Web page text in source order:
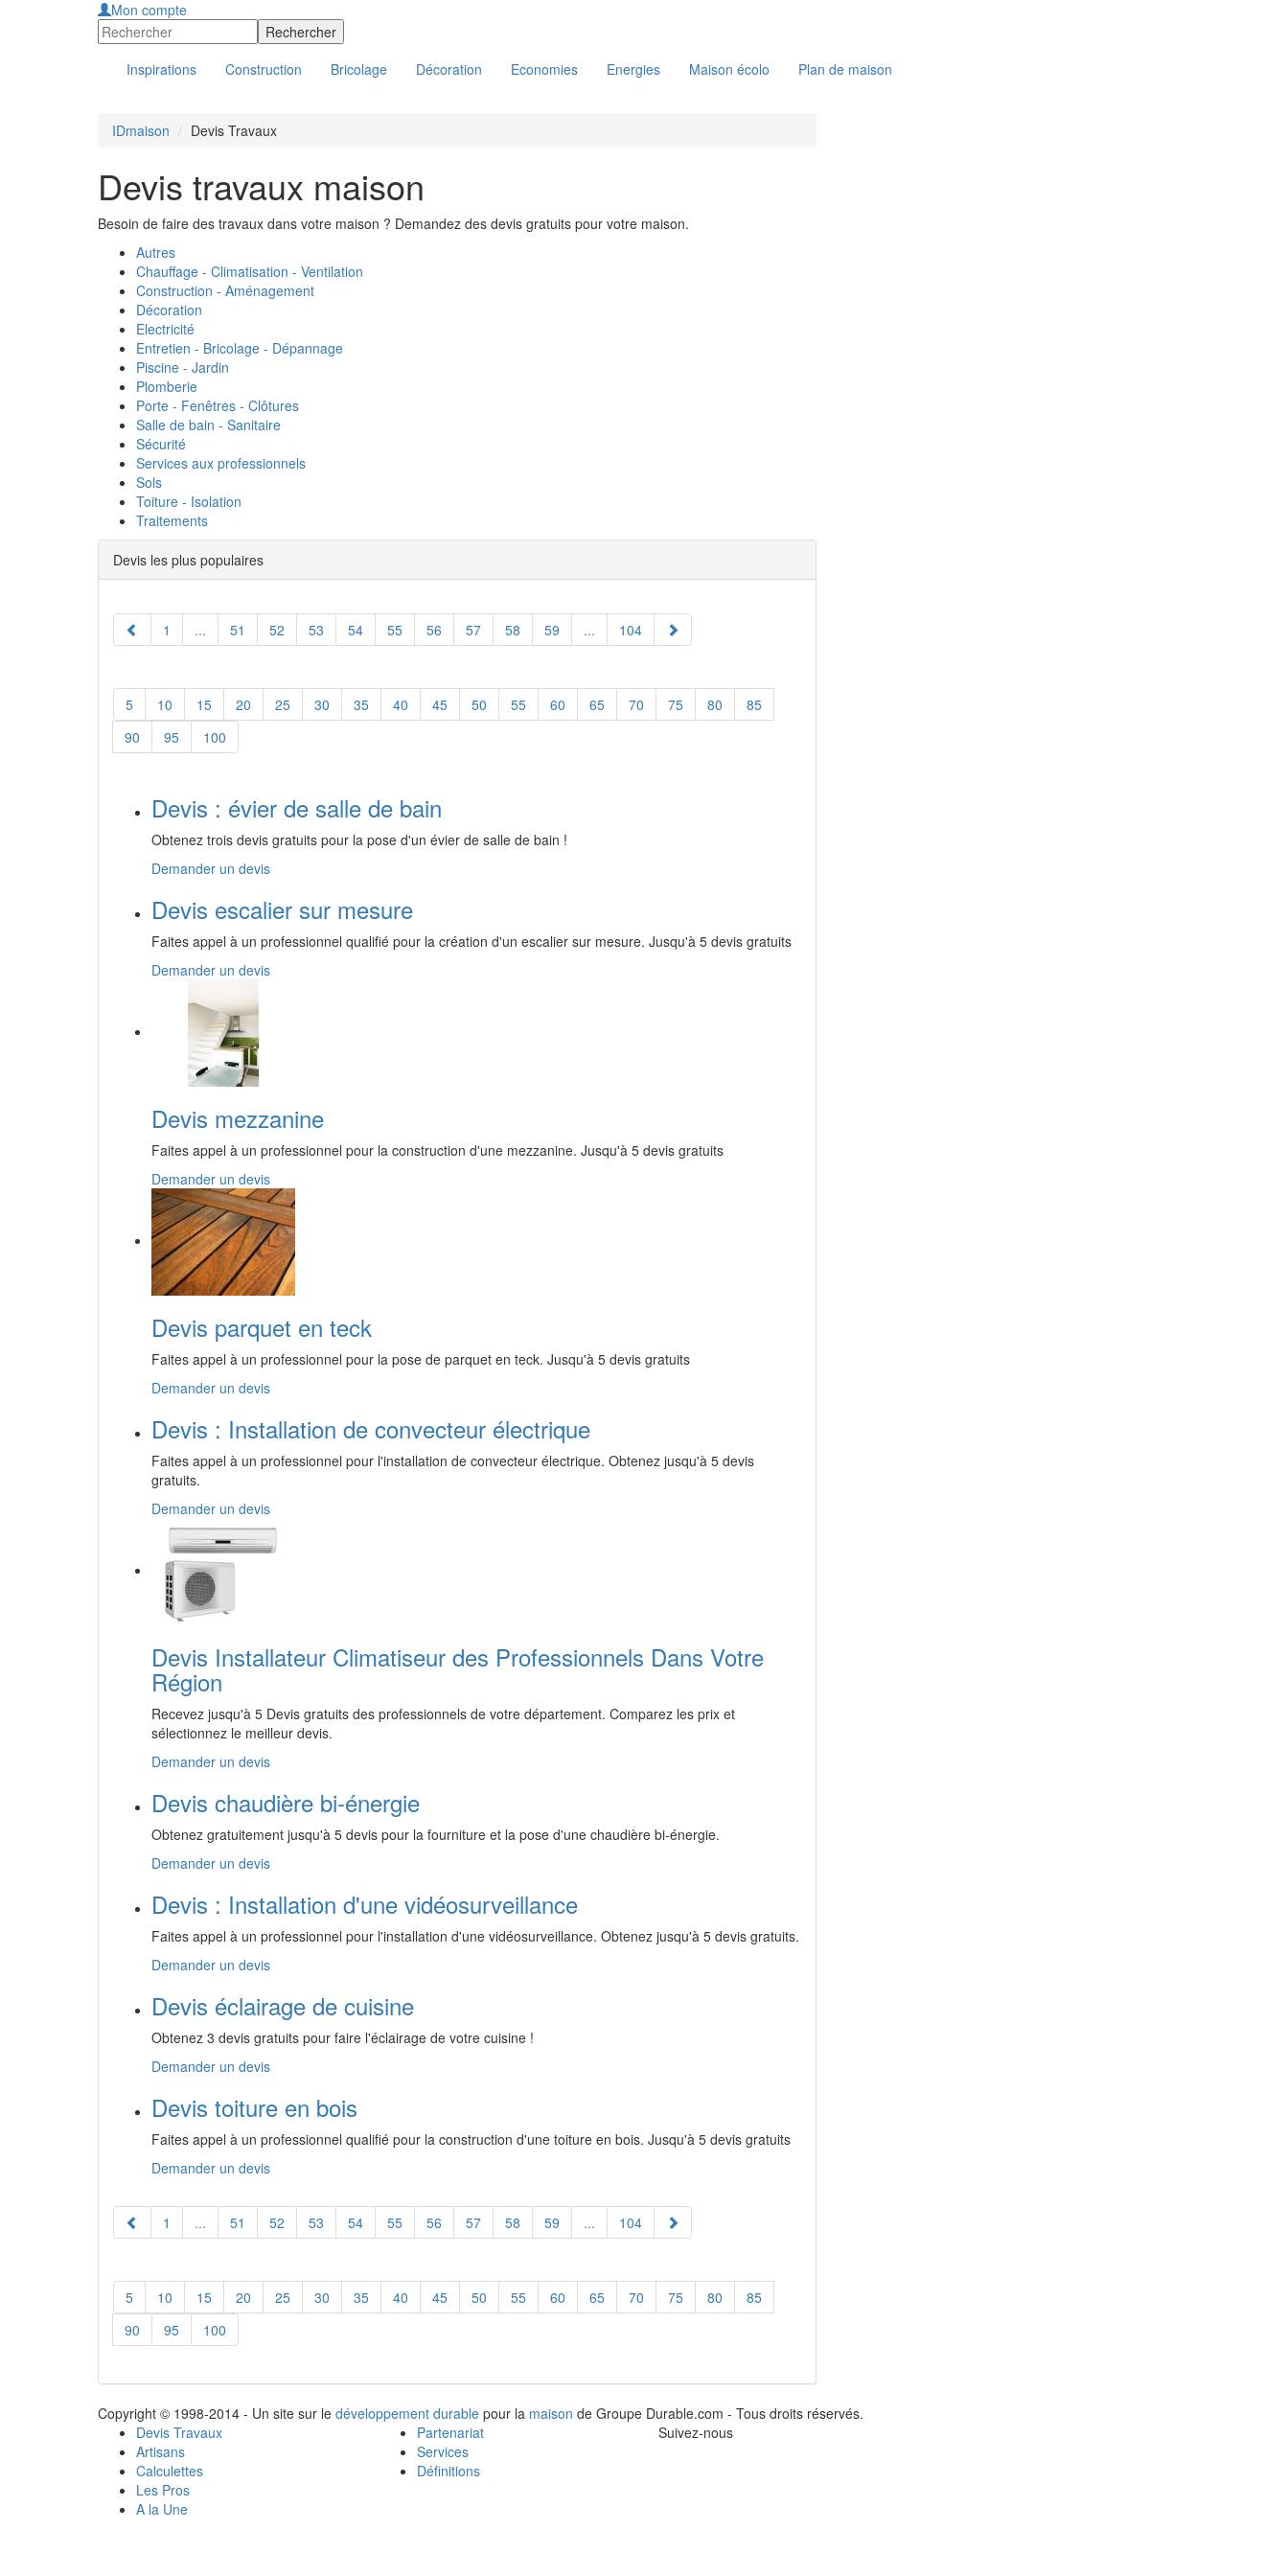
Mon compte
Inspirations Construction Bricolage Décoration Economies Energies Maison écolo Plan de maison
IDmaison Devis Travaux
Devis travaux maison
Besoin de faire des travaux dans votre maison ? Demandez des devis gratuits pour votre maison.
Autres
Chauffage - Climatisation - Ventilation
Construction - Aménagement
Décoration
Electricité
Entretien - Bricolage - Dépannage
Piscine - Jardin
Plomberie
Porte - Fenêtres - Clôtures
Salle de bain - Sanitaire
Sécurité
Services aux professionnels
Sols
Toiture - Isolation
Traitements
Devis les plus populaires
1 ... 51 52 53 54 55 56 57 58 59 ... 104
5 10 15 20 25 30 35 40 45 50 55 60 65 70 75 80
85
90
95 100
Devis : évier de salle de bain
Obtenez trois devis gratuits pour la pose d'un évier de salle de bain !
Demander un devis
Devis escalier sur mesure
Faites appel à un professionnel qualifié pour la création d'un escalier sur mesure. Jusqu'à 5 devis gratuits
Demander un devis
Devis mezzanine
Faites appel à un professionnel pour la construction d'une mezzanine. Jusqu'à 5 devis gratuits
Demander un devis
Devis parquet en teck
Faites appel à un professionnel pour la pose de parquet en teck. Jusqu'à 5 devis gratuits
Demander un devis
Devis : Installation de convecteur électrique
Faites appel à un professionnel pour l'installation de convecteur électrique. Obtenez jusqu'à 5 devis
gratuits.
Demander un devis
Devis Installateur Climatiseur des Professionnels Dans Votre
Région
Recevez jusqu'à 5 Devis gratuits des professionnels de votre département. Comparez les prix et
sélectionnez le meilleur devis.
Demander un devis
Devis chaudière bi-énergie
Obtenez gratuitement jusqu'à 5 devis pour la fourniture et la pose d'une chaudière bi-énergie.
Demander un devis
Devis : Installation d'une vidéosurveillance
Faites appel à un professionnel pour l'installation d'une vidéosurveillance. Obtenez jusqu'à 5 devis gratuits.
Demander un devis
Devis éclairage de cuisine
Obtenez 3 devis gratuits pour faire l'éclairage de votre cuisine !
Demander un devis
Devis toiture en bois
Faites appel à un professionnel qualifié pour la construction d'une toiture en bois. Jusqu'à 5 devis gratuits
Demander un devis
1 ... 51 52 53 54 55 56 57 58 59 ... 104
5 10 15 20 25 30 35 40 45 50 55 60 65 70 75 80
85
90
95 100
Copyright © 1998-2014 - Un site sur le développement durable pour la maison de Groupe Durable.com - Tous droits réservés.
Devis Travaux
Artisans
Calculettes
Les Pros
A la Une
Partenariat
Services
Définitions
Suivez-nous